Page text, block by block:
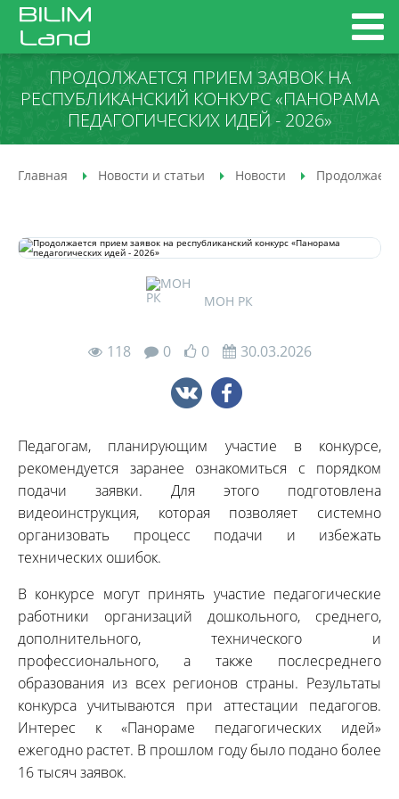
ПРОДОЛЖАЕТСЯ ПРИЕМ ЗАЯВОК НА
РЕСПУБЛИКАНСКИЙ КОНКУРС «ПАНОРАМА
ПЕДАГОГИЧЕСКИХ ИДЕЙ - 2026»
Главная Новости и статьи Новости
МОН РК
118 0 0 30.03.2026
Педагогам, планирующим участие в конкурсе,
рекомендуется заранее ознакомиться с порядком
подачи заявки. Для этого подготовлена
видеоинструкция, которая позволяет системно
организовать процесс подачи и избежать
технических ошибок.
В конкурсе могут принять участие педагогические
работники организаций дошкольного, среднего,
дополнительного, технического и
профессионального, а также послесреднего
образования из всех регионов страны. Результаты
конкурса учитываются при аттестации педагогов.
Интерес к «Панораме педагогических идей»
ежегодно растет. В прошлом году было подано более
16 тысяч заявок.